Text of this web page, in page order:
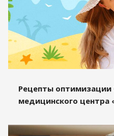
Рецепты оптимизации
медицинского центра